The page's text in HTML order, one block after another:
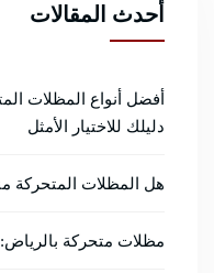
أحدث المقالات
أفضل أنواع المظلات
دليلك للاختيار الأمثل
هل المظلات المتحركة
مظلات متحركة